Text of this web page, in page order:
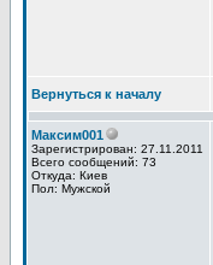
Вернуться к началу
Максим001
Зарегистрирован: 27.11.2011
Всего сообщений: 73
Откуда: Киев
Пол: Мужской